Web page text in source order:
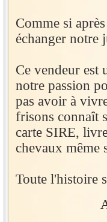
Comme si
échanger notre
Ce vendeur est
notre passion
pas avoir à
frisons connaît
carte SIRE,
chevaux même
Toute l'histoire